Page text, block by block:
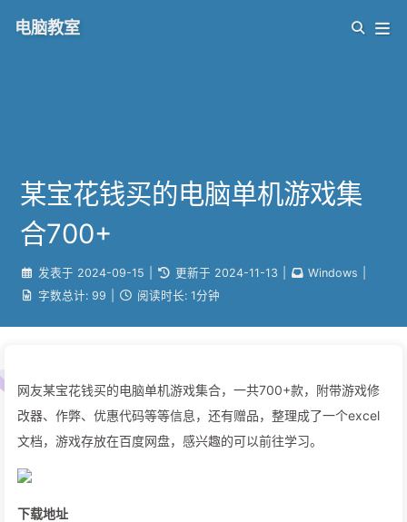
电脑教室
某宝花钱买的电脑单机游戏集
合700+
发表于 2024-09-15 更新于 2024-11-13 Windows
字数总计: 99 阅读时长: 1分钟
网友某宝花钱买的电脑单机游戏集合，一共700+款，附带游戏修
改器、作弊、优惠代码等等信息，还有赠品，整理成了一个excel
文档，游戏存放在百度网盘，感兴趣的可以前往学习。
下载地址